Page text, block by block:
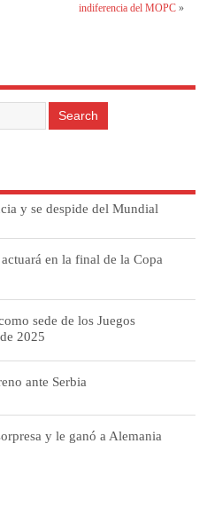
indiferencia del MOPC»
y se despide del Mundial
en la final de la Copa
sede de los Juegos
2025
ante Serbia
y le ganó a Alemania